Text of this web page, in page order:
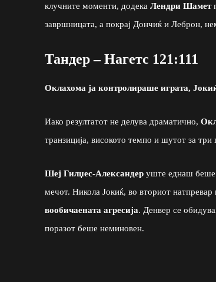
клучните моменти, додека Лендри Шамет
завршницата, а покрај Дончиќ и Леброн,
Тандер – Нагетс 121:111
Оклахома ја контролираше играта,
Иако резултатот не делува драматично,
транзиција, високото темпо и шутот за
Шеј Гилџес-Александер уште еднаш беше
мечот. Никола Јокиќ, во вториот
вообичаената агресија. Денвер се
поразот беше неминовен.